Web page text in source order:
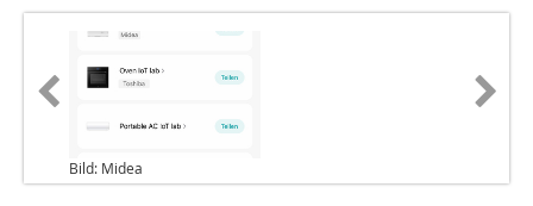
Bild: Midea